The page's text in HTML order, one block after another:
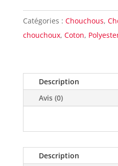
cheveux
vert
coton-
France
Catégories : Chouchous,
chouchoux, Coton,
Description
Avis (0)
Description